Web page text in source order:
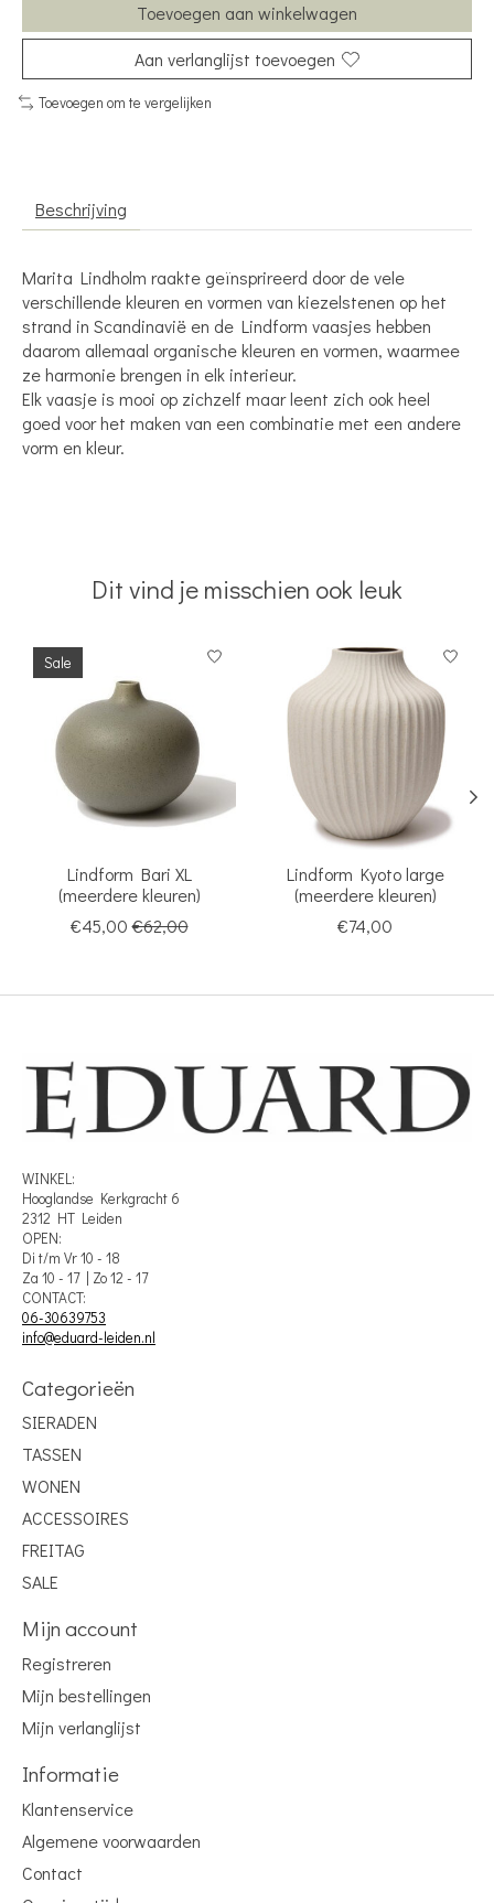
Toevoegen aan winkelwagen
Aan verlanglijst toevoegen
Toevoegen om te vergelijken
Beschrijving
Marita Lindholm raakte geïnsprireerd door de vele
verschillende kleuren en vormen van kiezelstenen op het
strand in Scandinavië en de Lindform vaasjes hebben
daarom allemaal organische kleuren en vormen, waarmee
ze harmonie brengen in elk interieur.
Elk vaasje is mooi op zichzelf maar leent zich ook heel
goed voor het maken van een combinatie met een andere
vorm en kleur.
Dit vind je misschien ook leuk
Items van productcarrousel
Sale
Lindform Bari XL
(meerdere kleuren)
€45,00 €62,00
Lindform Kyoto large
(meerdere kleuren)
€74,00
WINKEL:
Hooglandse Kerkgracht 6
2312 HT Leiden
OPEN:
Di t/m Vr 10 - 18
Za 10 - 17 | Zo 12 - 17
CONTACT:
06-30639753
info@eduard-leiden.nl
Categorieën
SIERADEN
TASSEN
WONEN
ACCESSOIRES
FREITAG
SALE
Mijn account
Registreren
Mijn bestellingen
Mijn verlanglijst
Informatie
Klantenservice
Algemene voorwaarden
Contact